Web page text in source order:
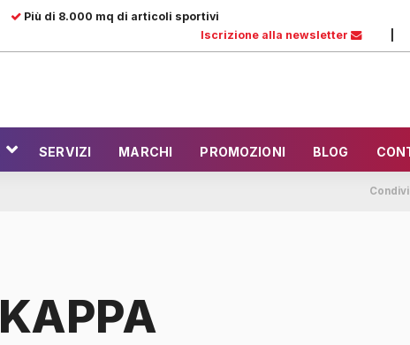
Più di 8.000 mq di articoli sportivi
Iscrizione alla newsletter
SERVIZI MARCHI PROMOZIONI BLOG
KAPPA